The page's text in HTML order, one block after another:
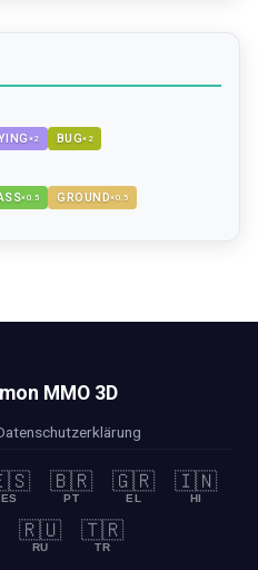
×2 BUG× 2
×0.5 GROUND×0.5
MMO 3D
ES
🇧🇷
PT
🇬🇷
EL
🇮🇳
HI
🇷🇺
RU
🇹🇷
TR